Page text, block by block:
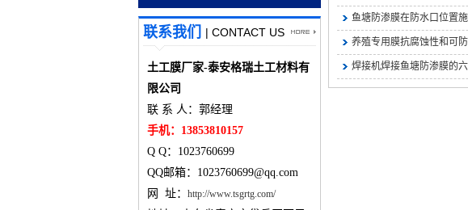
联系我们 | CONTACT US
土工膜厂家-泰安格瑞土工材料有
限公司
联 系 人：郭经理
手机：13853810157
Q Q：1023760699
QQ邮箱：1023760699@qq.com
网 址： http://www.tsgrtg.com/
鱼塘防渗膜在防水口位置
养殖专用膜抗腐蚀性和可
焊接机焊接鱼塘防渗膜的